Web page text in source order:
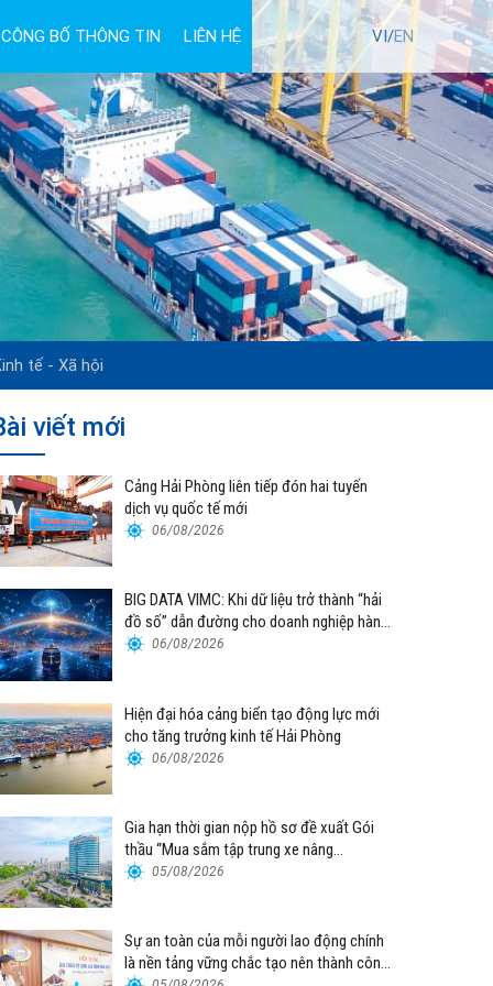
CÔNG BỐ THÔNG TIN LIÊN HỆ TUYỂN DỤNG VI/EN
tế - Xã hội
viết mới
Cảng Hải Phòng liên tiếp đón hai tuyến
dịch vụ quốc tế mới
06/08/2026
BIG DATA VIMC: Khi dữ liệu trở thành “hải
đồ số” dẫn đường cho doanh nghiệp hàng
hải 06/08/2026
Hiện đại hóa cảng biển tạo động lực mới
cho tăng trưởng kinh tế Hải Phòng
06/08/2026
Gia hạn thời gian nộp hồ sơ đề xuất Gói
thầu “Mua sắm tập trung xe nâng
container thuộc Tổng công ty Hàng hải
05/08/2026
Sự an toàn của mỗi người lao động chính
là nền tảng vững chắc tạo nên thành công